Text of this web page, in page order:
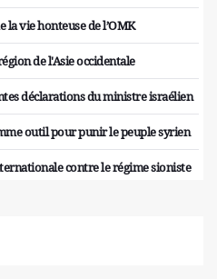
vie honteuse de l’OMK
de l'Asie occidentale
déclarations du ministre israélien
outil pour punir le peuple syrien
contre le régime sioniste